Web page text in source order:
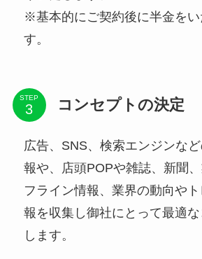
※基本的にご契約後に半金をい
す。
STEP コンセプトの決定
広告、SNS、検索エンジンな
報や、店頭POPや雑誌、新聞
フライン情報、業界の動向や
報を収集し御社にとって最適
します。